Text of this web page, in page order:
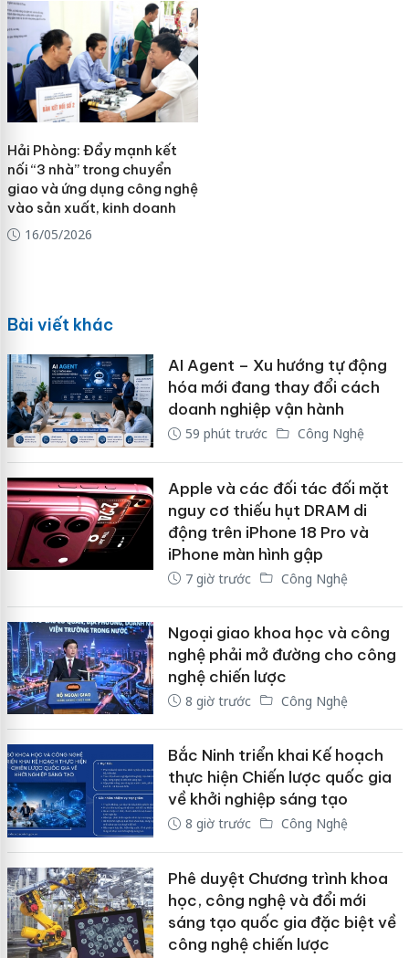
Hải Phòng: Đẩy mạnh kết
nối “3 nhà” trong chuyển
giao và ứng dụng công nghệ
vào sản xuất, kinh doanh
16/05/2026
Bài viết khác
AI Agent – Xu hướng tự động
hóa mới đang thay đổi cách
doanh nghiệp vận hành
59 phút trước Công Nghệ
Apple và các đối tác đối mặt
nguy cơ thiếu hụt DRAM di
động trên iPhone 18 Pro và
iPhone màn hình gập
7 giờ trước Công Nghệ
Ngoại giao khoa học và công
nghệ phải mở đường cho công
nghệ chiến lược
8 giờ trước Công Nghệ
Bắc Ninh triển khai Kế hoạch
thực hiện Chiến lược quốc gia
về khởi nghiệp sáng tạo
8 giờ trước Công Nghệ
Phê duyệt Chương trình khoa
học, công nghệ và đổi mới
sáng tạo quốc gia đặc biệt về
công nghệ chiến lược